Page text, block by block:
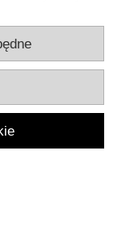
- Szary |